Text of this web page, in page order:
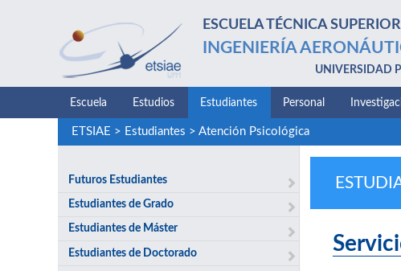
ESCUELA TÉCNICA
INGENIERÍA
UNIVERSIDAD
Escuela Estudios Estudiantes Personal
ETSIAE > Estudiantes > Atención Psicológica
Futuros Estudiantes
Estudiantes de Grado
Estudiantes de Máster
Estudiantes de Doctorado